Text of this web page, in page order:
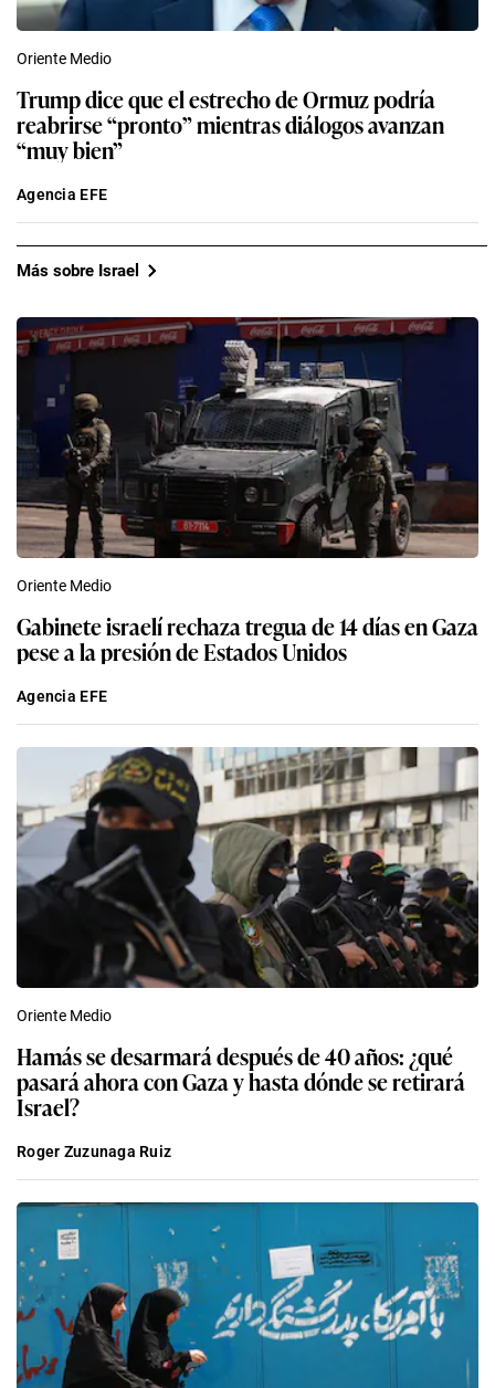
Oriente Medio
Trump dice que el estrecho de Ormuz podría
reabrirse “pronto” mientras diálogos avanzan
“muy bien”
Agencia EFE
Más sobre Israel
Oriente Medio
Gabinete israelí rechaza tregua de 14 días en Gaza
pese a la presión de Estados Unidos
Agencia EFE
Oriente Medio
Hamás se desarmará después de 40 años: ¿qué
pasará ahora con Gaza y hasta dónde se retirará
Israel?
Roger Zuzunaga Ruiz